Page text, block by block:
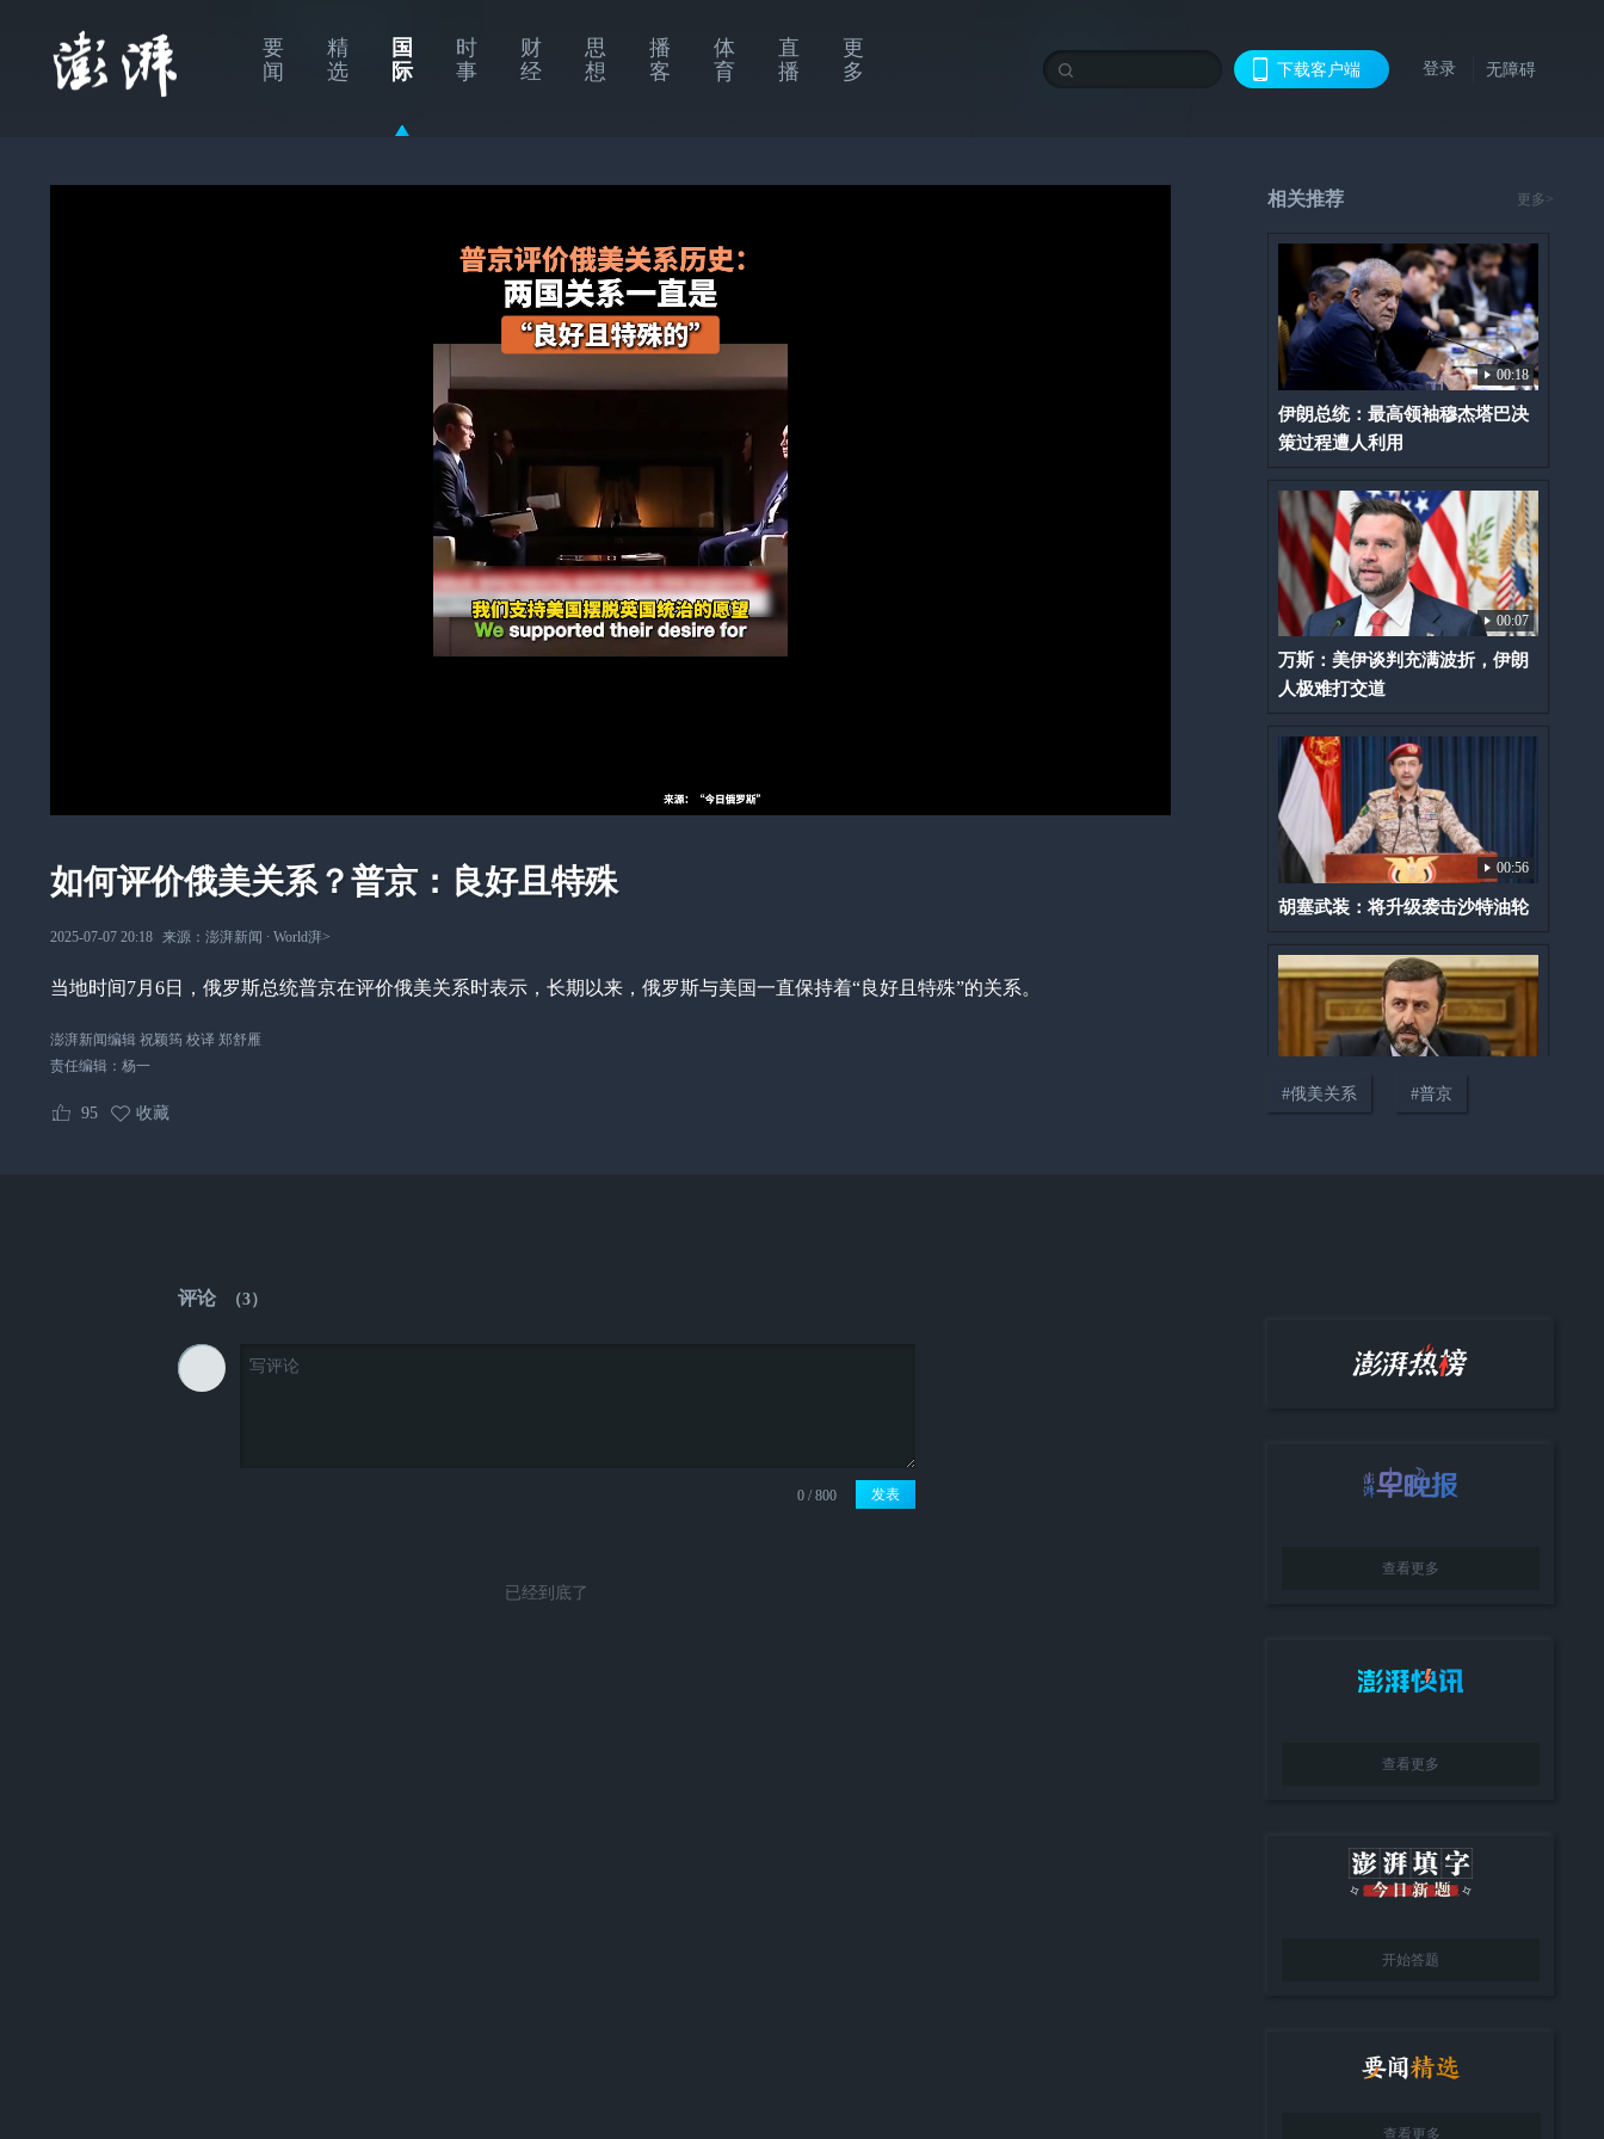
要
闻
精
选
国
际
时
事
财
经
思
想
播
客
体
育
直
播
更
多
下载客户端 登录 无障碍
如何评价俄美关系？普京：良好且特殊
2025-07-07 20:18 来源： 澎湃新闻 ∙ World湃>
当地时间7月6日，俄罗斯总统普京在评价俄美关系时表示，长期以来，俄罗斯与美国一直保持着“良好且特殊”的关系。
澎湃新闻编辑 祝颖筠 校译 郑舒雁
责任编辑： 杨一
95 收藏
相关推荐 更多>
00:18
伊朗总统：最高领袖穆杰塔巴决
策过程遭人利用
00:07
万斯：美伊谈判充满波折，伊朗
人极难打交道
00:56
胡塞武装：将升级袭击沙特油轮
行业一线观察：当AI成为“水与
#俄美关系 #普京
评论 （3）
发表
已经到底了
查看更多
查看更多
开始答题
查看更多